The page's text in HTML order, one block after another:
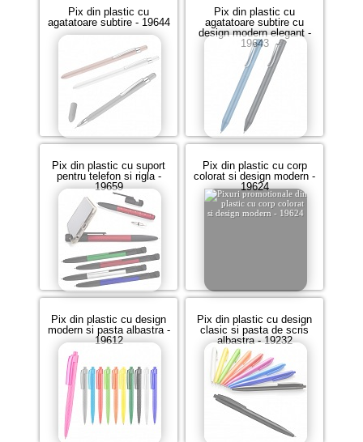
Pix din plastic cu
agatatoare subtire - 19644
Pix din plastic cu
agatatoare subtire cu
design modern elegant -
19643
Pix din plastic cu suport
pentru telefon si rigla -
19659
Pix din plastic cu corp
colorat si design modern -
19624
Pix din plastic cu design
modern si pasta albastra -
19612
Pix din plastic cu design
clasic si pasta de scris
albastra - 19232